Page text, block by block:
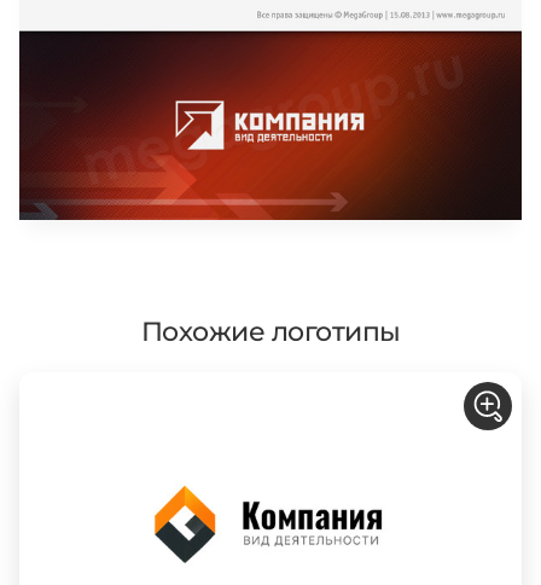
Похожие логотипы